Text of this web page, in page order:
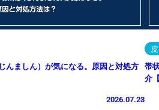
んましん）が気になる。原因と対処方
2026.07.23
帯
介